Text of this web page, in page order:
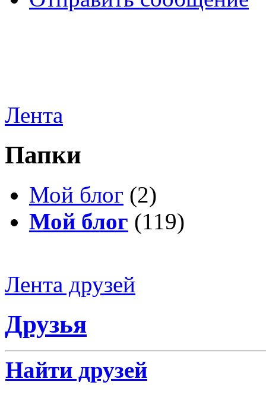
Лента
Папки
Мой блог (2)
Мой блог (119)
Лента друзей
Друзья
Найти друзей